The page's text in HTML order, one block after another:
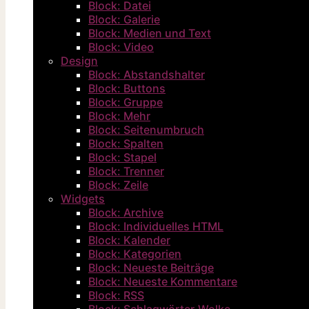
Block: Datei
Block: Galerie
Block: Medien und Text
Block: Video
Design
Block: Abstandshalter
Block: Buttons
Block: Gruppe
Block: Mehr
Block: Seitenumbruch
Block: Spalten
Block: Stapel
Block: Trenner
Block: Zeile
Widgets
Block: Archive
Block: Individuelles HTML
Block: Kalender
Block: Kategorien
Block: Neueste Beiträge
Block: Neueste Kommentare
Block: RSS